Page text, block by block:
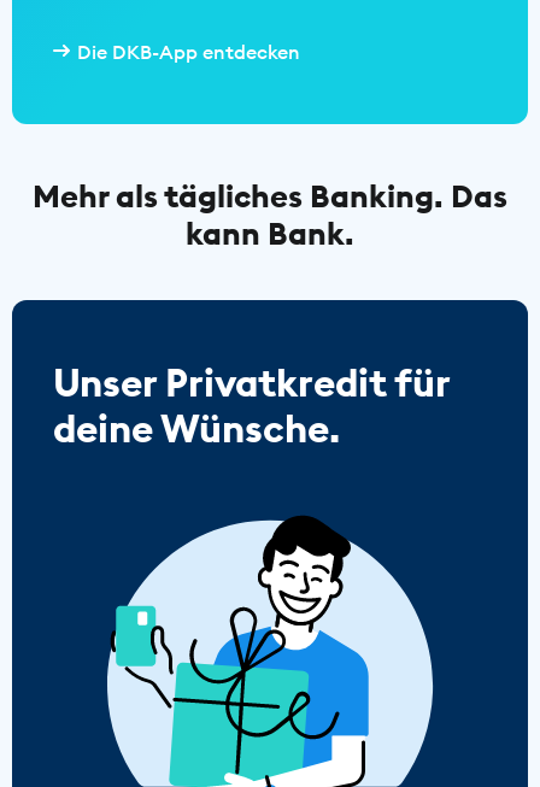
Die DKB-App entdecken
Mehr als tägliches Banking. Das
kann Bank.
Unser Privatkredit für
deine Wünsche.